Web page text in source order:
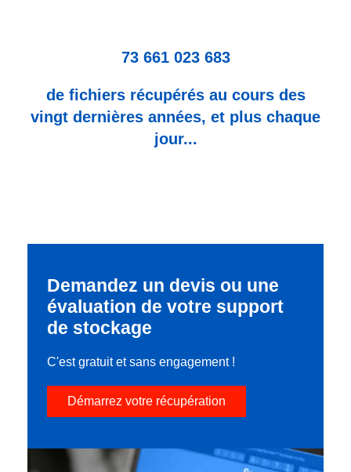
73 661 023 683
de fichiers récupérés au cours des
vingt dernières années, et plus chaque
jour...
Demandez un devis ou une
évaluation de votre support
de stockage
C'est gratuit et sans engagement !
Démarrez votre récupération